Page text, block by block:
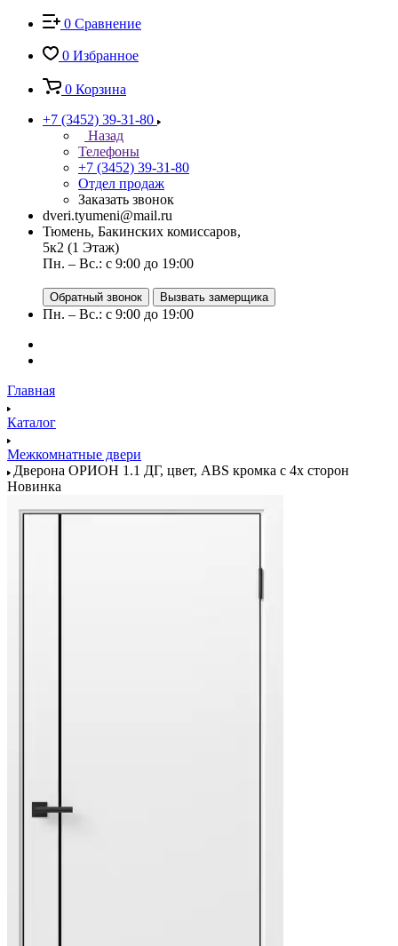
0 Сравнение
0 Избранное
0 Корзина
+7 (3452) 39-31-80
Назад
Телефоны
+7 (3452) 39-31-80
Отдел продаж
Заказать звонок
dveri.tyumeni@mail.ru
Тюмень, Бакинских комиссаров,
5к2 (1 Этаж)
Пн. – Вс.: с 9:00 до 19:00
Обратный звонок Вызвать замерщика
Пн. – Вс.: с 9:00 до 19:00
Главная
Каталог
Межкомнатные двери
Дверона ОРИОН 1.1 ДГ, цвет, ABS кромка с 4х сторон
Новинка